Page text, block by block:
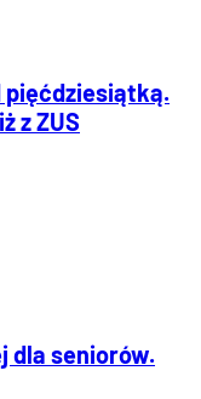
pięćdziesiątką.
z ZUS
dla seniorów.